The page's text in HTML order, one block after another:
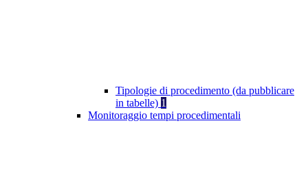
Tipologie di procedimento (da pubblicare
in tabelle) 1
Monitoraggio tempi procedimentali